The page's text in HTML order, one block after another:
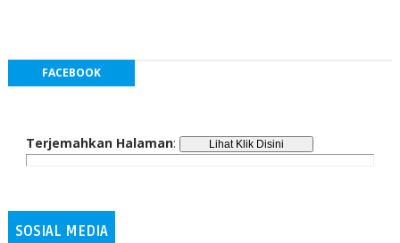
FACEBOOK
Terjemahkan Halaman:
SOSIAL MEDIA